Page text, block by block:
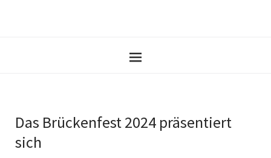
Das Brückenfest 2024 präsentiert
sich